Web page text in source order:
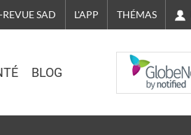
REVUE SAD L'APP THÉMAS
BLOG
NASDAQ